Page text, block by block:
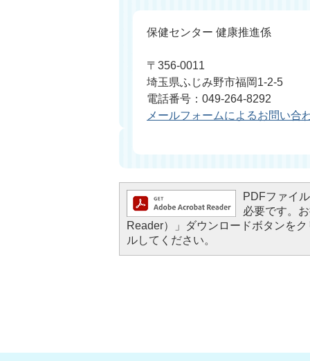
保健センター 健康推進係
〒356-0011
埼玉県ふじみ野市福岡1-2-5
電話番号：049-264-8292
メールフォームによるお問い合
PDFファイ
必要です。
Reader）」ダウンロードボタンを
ルしてください。